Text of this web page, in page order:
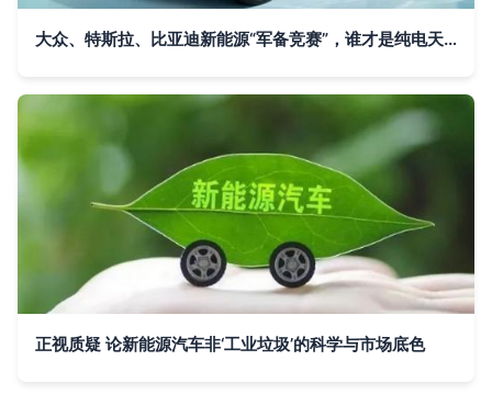
大众、特斯拉、比亚迪新能源“军备竞赛”，谁才是纯电天花板？
正视质疑 论新能源汽车非‘工业垃圾’的科学与市场底色